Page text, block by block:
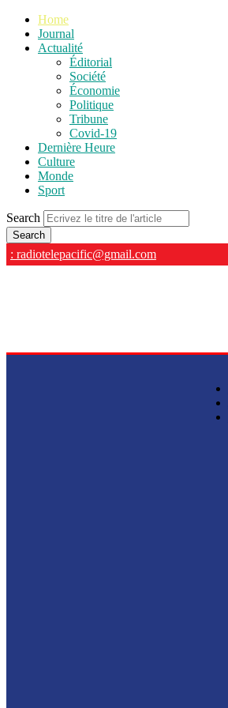
Home
Journal
Actualité
Éditorial
Société
Économie
Politique
Tribune
Covid-19
Dernière Heure
Culture
Monde
Sport
Search
: radiotelepacific@gmail.com